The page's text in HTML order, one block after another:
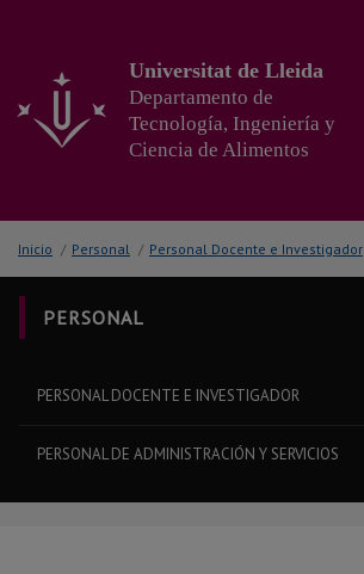
principal
Universitat de Lleida
Departamento de
Tecnología, Ingeniería y
Ciencia de Alimentos
Inicio / Personal / Personal Docente e Investigador
PERSONAL
PERSONAL DOCENTE E INVESTIGADOR
PERSONAL DE ADMINISTRACIÓN Y SERVICIOS